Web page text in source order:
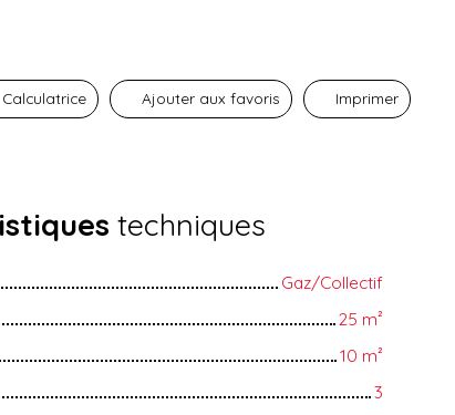
Calculatrice Ajouter aux favoris Imprimer
techniques
Gaz/Collectif
25 m²
10 m²
3